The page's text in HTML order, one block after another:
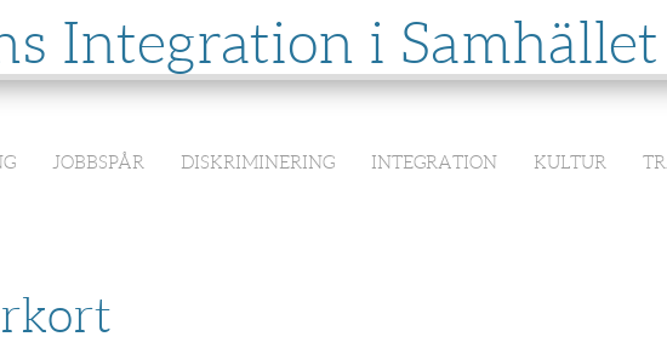
Integration i Samhället
JOBBSPÅR DISKRIMINERING INTEGRATION KULTUR